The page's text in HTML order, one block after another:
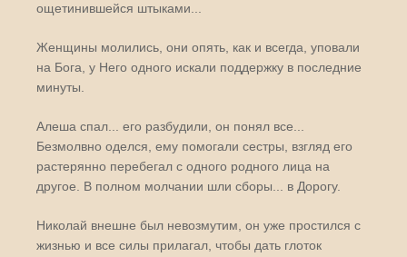
ощетинившейся штыками...
Женщины молились, они опять, как и всегда, уповали
на Бога, у Него одного искали поддержку в последние
минуты.
Алеша спал... его разбудили, он понял все...
Безмолвно оделся, ему помогали сестры, взгляд его
растерянно перебегал с одного родного лица на
другое. В полном молчании шли сборы... в Дорогу.
Николай внешне был невозмутим, он уже простился с
жизнью и все силы прилагал, чтобы дать глоток